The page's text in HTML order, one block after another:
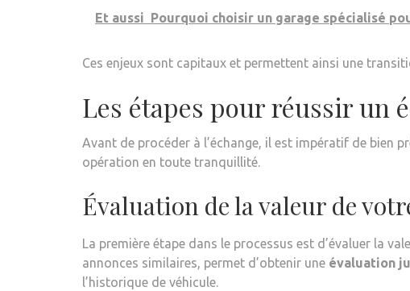
Et aussi Pourquoi choisir un garage spécialisé
Ces enjeux sont capitaux et permettent ainsi une
Les étapes pour réussir un
Avant de procéder à l’échange, il est impératif de bien
opération en toute tranquillité.
Évaluation de la valeur de
La première étape dans le processus est d’évaluer la
annonces similaires, permet d’obtenir une évaluation
l’historique de véhicule.